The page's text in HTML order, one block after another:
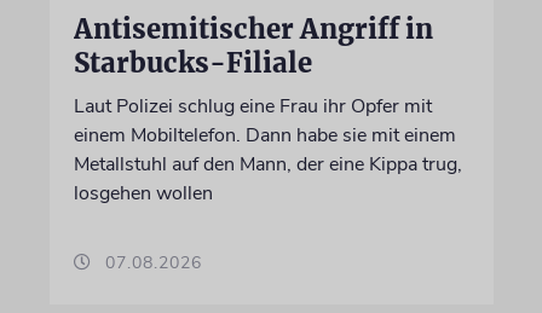
Antisemitischer Angriff in
Starbucks-Filiale
Laut Polizei schlug eine Frau ihr Opfer mit
einem Mobiltelefon. Dann habe sie mit einem
Metallstuhl auf den Mann, der eine Kippa trug,
losgehen wollen
07.08.2026